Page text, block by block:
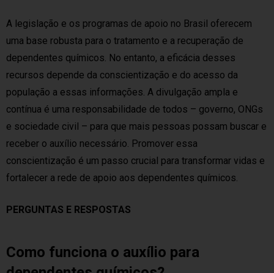
A legislação e os programas de apoio no Brasil oferecem
uma base robusta para o tratamento e a recuperação de
dependentes químicos. No entanto, a eficácia desses
recursos depende da conscientização e do acesso da
população a essas informações. A divulgação ampla e
contínua é uma responsabilidade de todos – governo, ONGs
e sociedade civil – para que mais pessoas possam buscar e
receber o auxílio necessário. Promover essa
conscientização é um passo crucial para transformar vidas e
fortalecer a rede de apoio aos dependentes químicos.
PERGUNTAS E RESPOSTAS
Como funciona o auxílio para